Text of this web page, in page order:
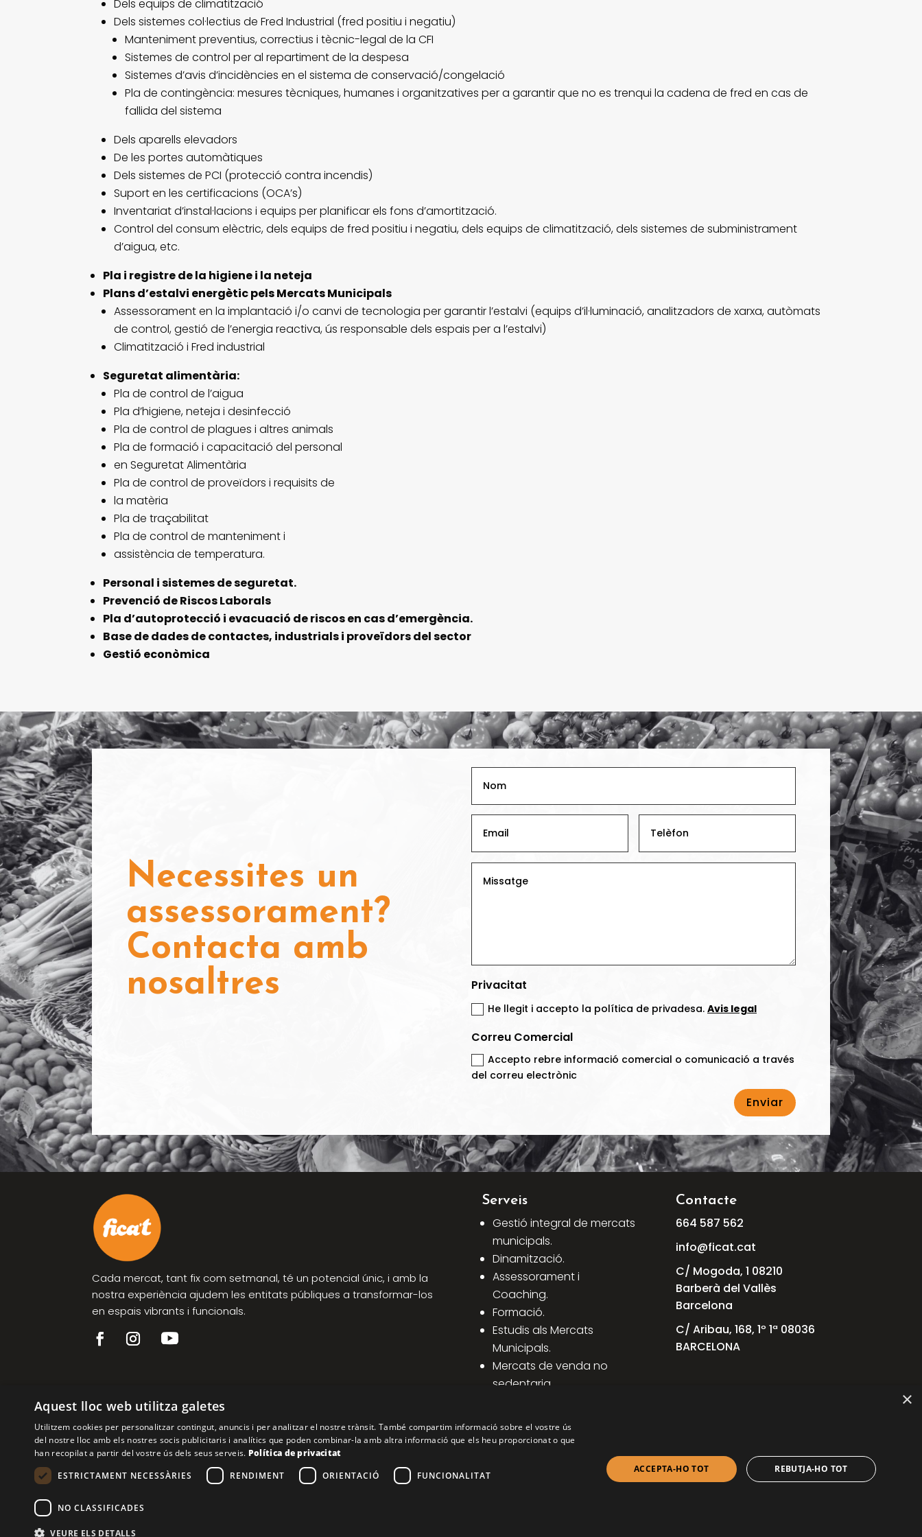
Dels equips de climatització
Dels sistemes col·lectius de Fred Industrial (fred positiu i negatiu)
Manteniment preventius, correctius i tècnic-legal de la CFI
Sistemes de control per al repartiment de la despesa
Sistemes d’avis d’incidències en el sistema de conservació/congelació
Pla de contingència: mesures tècniques, humanes i organitzatives per a garantir que no es trenqui la cadena de fred en cas de
fallida del sistema
Dels aparells elevadors
De les portes automàtiques
Dels sistemes de PCI (protecció contra incendis)
Suport en les certificacions (OCA’s)
Inventariat d’instal·lacions i equips per planificar els fons d’amortització.
Control del consum elèctric, dels equips de fred positiu i negatiu, dels equips de climatització, dels sistemes de subministrament
d’aigua, etc.
Pla i registre de la higiene i la neteja
Plans d’estalvi energètic pels Mercats Municipals
Assessorament en la implantació i/o canvi de tecnologia per garantir l’estalvi (equips d’il·luminació, analitzadors de xarxa, autòmats
de control, gestió de l’energia reactiva, ús responsable dels espais per a l’estalvi)
Climatització i Fred industrial
Seguretat alimentària:
Pla de control de l’aigua
Pla d’higiene, neteja i desinfecció
Pla de control de plagues i altres animals
Pla de formació i capacitació del personal
en Seguretat Alimentària
Pla de control de proveïdors i requisits de
la matèria
Pla de traçabilitat
Pla de control de manteniment i
assistència de temperatura.
Personal i sistemes de seguretat.
Prevenció de Riscos Laborals
Pla d’autoprotecció i evacuació de riscos en cas d’emergència.
Base de dades de contactes, industrials i proveïdors del sector
Gestió econòmica
Necessites un
assessorament?
Contacta amb
nosaltres
Privacitat
He llegit i accepto la política de privadesa.Avis legal
Correu Comercial
Accepto rebre informació comercial o comunicació a través
del correu electrònic
Enviar
Cada mercat, tant fix com setmanal, té un potencial únic, i amb la
nostra experiència ajudem les entitats públiques a transformar-los
en espais vibrants i funcionals.
Serveis
Gestió integral de mercats
municipals.
Dinamització.
Assessorament i
Coaching.
Formació.
Estudis als Mercats
Municipals.
Mercats de venda no
sedentaria.
Contacte
664 587 562
info@ficat.cat
C/ Mogoda, 1 08210
Barberà del Vallès
Barcelona
C/ Aribau, 168, 1º 1ª 08036
BARCELONA
COPYRIGHT © 2026 FICAT. TOTS ELS DRETS RESERVATS.
×
Aquest lloc web utilitza galetes
Utilitzem cookies per personalitzar contingut, anuncis i per analitzar el nostre trànsit. També compartim informació sobre el vostre ús
del nostre lloc amb els nostres socis publicitaris i analítics que poden combinar-la amb altra informació que els heu proporcionat o que
han recopilat a partir del vostre ús dels seus serveis. Política de privacitat
ESTRICTAMENT NECESSÀRIES
RENDIMENT ORIENTACIÓ FUNCIONALITAT
NO CLASSIFICADES
VEURE ELS DETALLS
ACCEPTA-HO TOT REBUTJA-HO TOT